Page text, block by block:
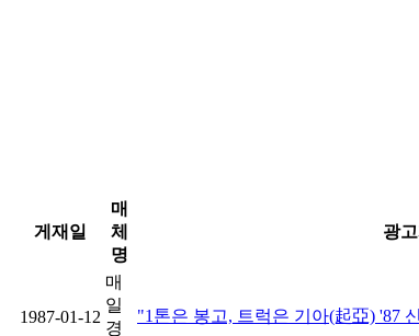
게재일
매
체
명
광
1987-01-12
매
일
경
"1톤은 봉고, 트럭은 기아(起亞) '87